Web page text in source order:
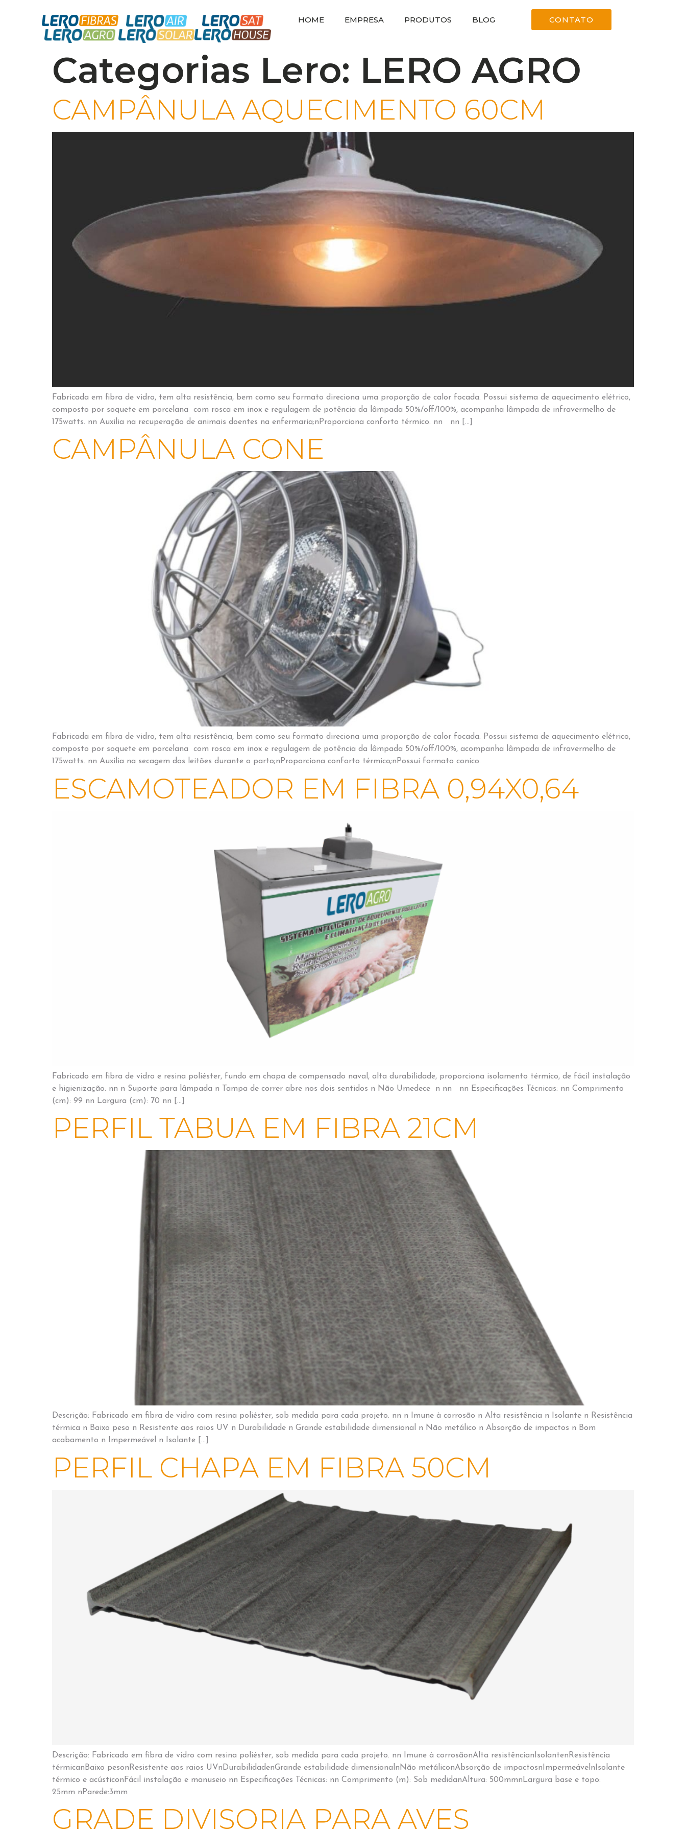
HOME EMPRESA PRODUTOS BLOG CONTATO
Categorias Lero: LERO AGRO
CAMPÂNULA AQUECIMENTO 60CM
Fabricada em fibra de vidro, tem alta resistência, bem como seu formato direciona uma proporção de calor focada. Possui sistema de aquecimento elétrico,
composto por soquete em porcelana com rosca em inox e regulagem de potência da lâmpada 50%/off/100%, acompanha lâmpada de infravermelho de
175watts. nn Auxilia na recuperação de animais doentes na enfermaria;nProporciona conforto térmico. nn nn […]
CAMPÂNULA CONE
Fabricada em fibra de vidro, tem alta resistência, bem como seu formato direciona uma proporção de calor focada. Possui sistema de aquecimento elétrico,
composto por soquete em porcelana com rosca em inox e regulagem de potência da lâmpada 50%/off/100%, acompanha lâmpada de infravermelho de
175watts. nn Auxilia na secagem dos leitões durante o parto;nProporciona conforto térmico;nPossui formato conico.
ESCAMOTEADOR EM FIBRA 0,94X0,64
Fabricado em fibra de vidro e resina poliéster, fundo em chapa de compensado naval, alta durabilidade, proporciona isolamento térmico, de fácil instalação
e higienização. nn n Suporte para lâmpada n Tampa de correr abre nos dois sentidos n Não Umedece n nn nn Especificações Técnicas: nn Comprimento
(cm): 99 nn Largura (cm): 70 nn […]
PERFIL TABUA EM FIBRA 21CM
Descrição: Fabricado em fibra de vidro com resina poliéster, sob medida para cada projeto. nn n Imune à corrosão n Alta resistência n Isolante n Resistência
térmica n Baixo peso n Resistente aos raios UV n Durabilidade n Grande estabilidade dimensional n Não metálico n Absorção de impactos n Bom
acabamento n Impermeável n Isolante […]
PERFIL CHAPA EM FIBRA 50CM
Descrição: Fabricado em fibra de vidro com resina poliéster, sob medida para cada projeto. nn Imune à corrosãonAlta resistêncianIsolantenResistência
térmicanBaixo pesonResistente aos raios UVnDurabilidadenGrande estabilidade dimensionalnNão metáliconAbsorção de impactosnImpermeávelnIsolante
térmico e acústiconFácil instalação e manuseio nn Especificações Técnicas: nn Comprimento (m): Sob medidanAltura: 500mmnLargura base e topo:
25mm nParede:3mm
GRADE DIVISORIA PARA AVES